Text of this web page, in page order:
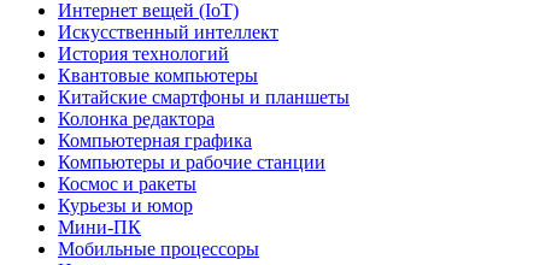
Интернет вещей (IoT)
Искусственный интеллект
История технологий
Квантовые компьютеры
Китайские смартфоны и планшеты
Колонка редактора
Компьютерная графика
Компьютеры и рабочие станции
Космос и ракеты
Курьезы и юмор
Мини-ПК
Мобильные процессоры